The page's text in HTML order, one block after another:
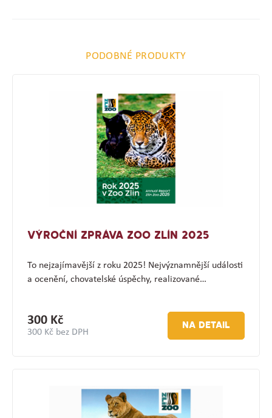
PODOBNÉ PRODUKTY
VÝROČNÍ ZPRÁVA ZOO ZLÍN 2025
To nejzajímavější z roku 2025! Nejvýznamnější události
a ocenění, chovatelské úspěchy, realizované…
300 Kč
300 Kč bez DPH
NA DETAIL